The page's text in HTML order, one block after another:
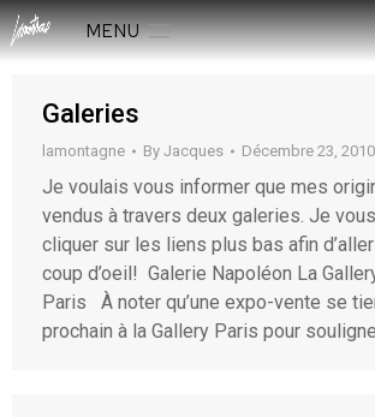
MENU
Galeries
lamontagne By Jacques Décembre 23, 2010
Je voulais vous informer que mes
vendus à travers deux galeries. Je
cliquer sur les liens plus bas afin
coup d’oeil! Galerie Napoléon La
Paris À noter qu’une expo-vente se
prochain à la Gallery Paris pour